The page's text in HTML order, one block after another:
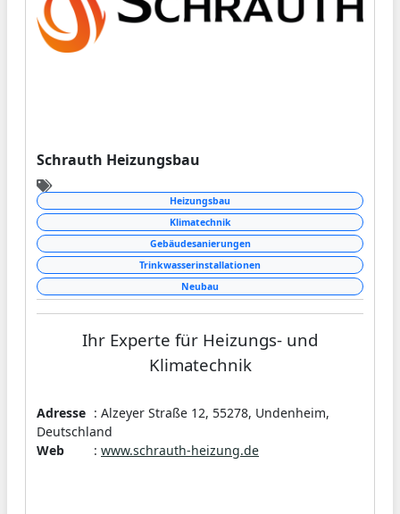
Schrauth Heizungsbau
Heizungsbau
Klimatechnik
Gebäudesanierungen
Trinkwasserinstallationen
Neubau
Ihr Experte für Heizungs- und
Klimatechnik
Festpreisgarantie
Wir sind spezialisiert auf den
Adresse : Alzeyer Straße 12, 55278, Undenheim,
Deutschland
Web
: www.schrauth-heizung.de